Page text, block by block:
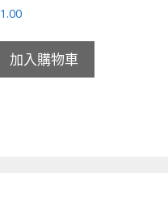
1.00
加入購物車